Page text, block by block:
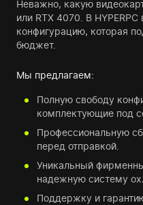
Неважно, какую
или RTX 4070. В
конфигурацию, которая
бюджет.
Мы предлагаем:
Полную свободу
комплектующие под
Профессиональную
перед отправкой.
Уникальный
надежную систему
Поддержку и